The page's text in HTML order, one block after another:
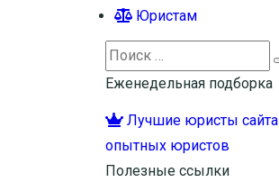
Юристам
Search
for:
Еженедельная подборка
Лучшие юристы сайта
опытных юристов
Полезные ссылки